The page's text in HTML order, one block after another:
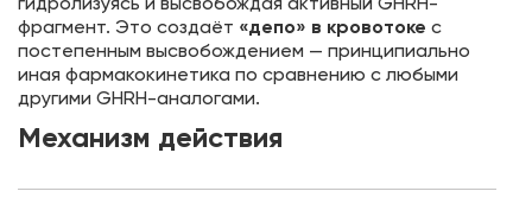
фрагмент. Это создаёт «депо» в кровотоке с
постепенным высвобождением — принципиально
иная фармакокинетика по сравнению с любыми
другими GHRH-аналогами.
Механизм действия